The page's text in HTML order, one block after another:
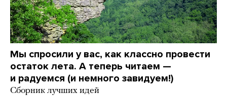
Мы спросили у вас, как классно провести
остаток лета. А теперь читаем —
и радуемся (и немного завидуем!)
Сборник лучших идей